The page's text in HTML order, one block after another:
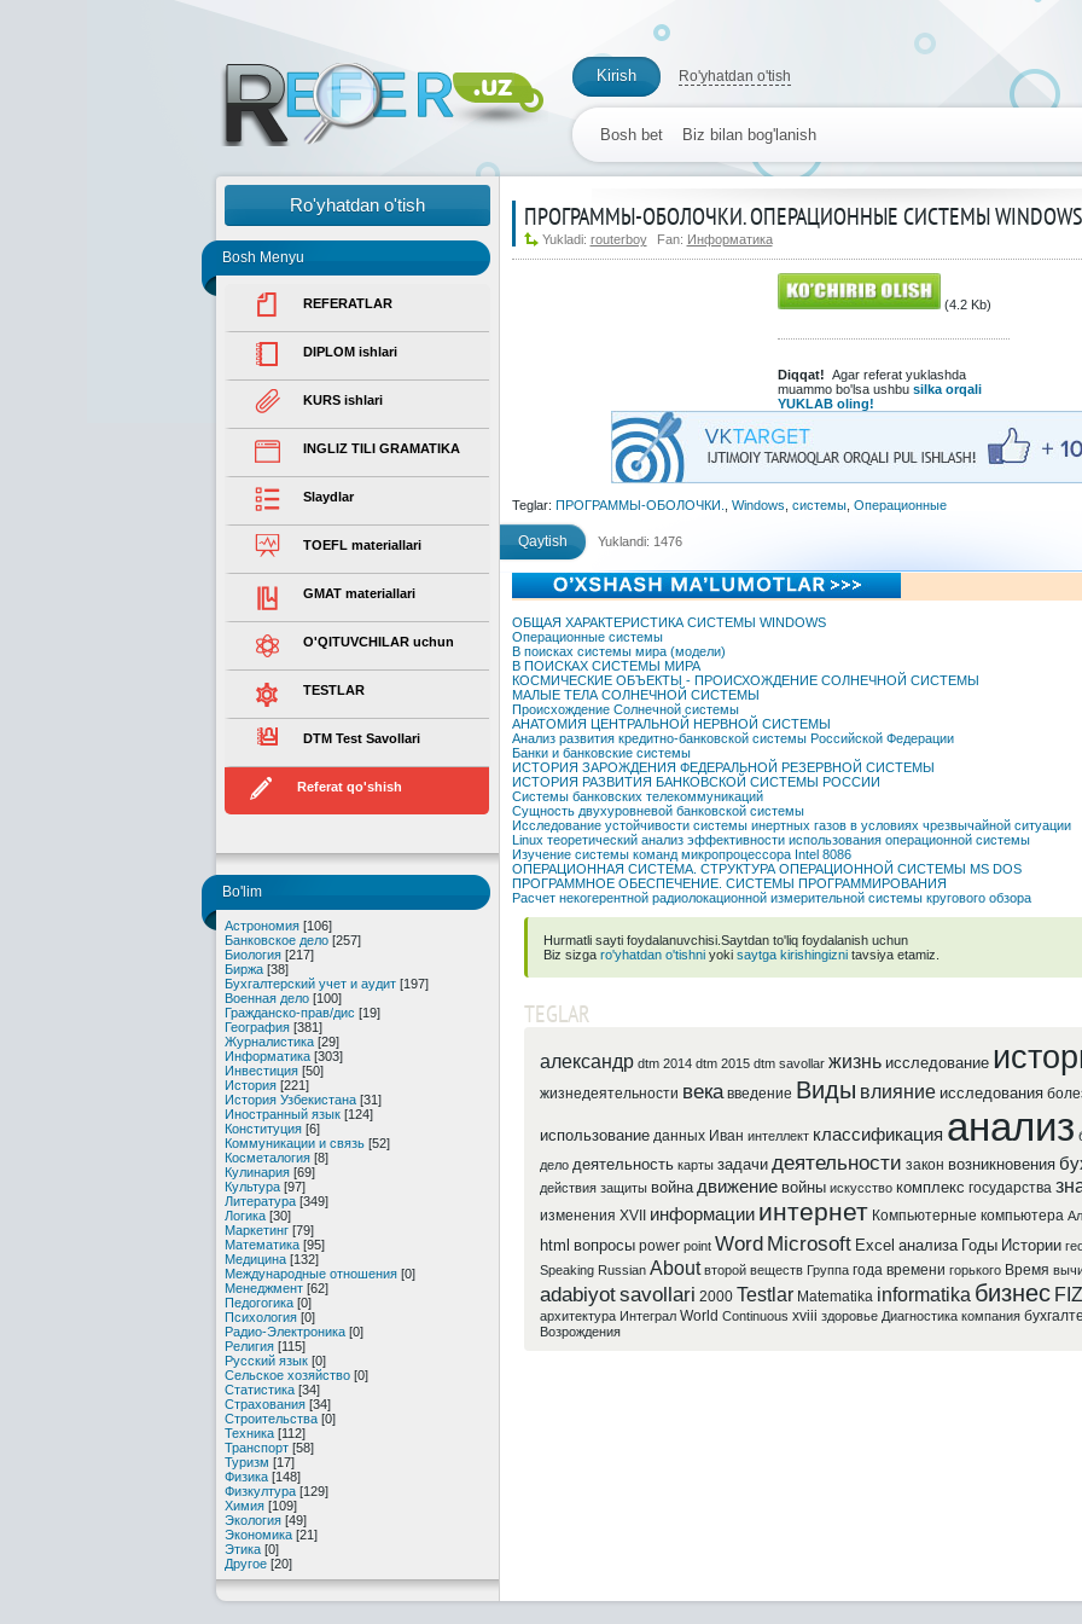
Kirish Ro'yhatdan o'tish
Bosh bet Biz bilan bog'lanish
Ro'yhatdan o'tish
Bosh Menyu
REFERATLAR
DIPLOM ishlari
KURS ishlari
INGLIZ TILI GRAMATIKA
Slaydlar
TOEFL materiallari
GMAT materiallari
O'QITUVCHILAR uchun
TESTLAR
DTM Test Savollari
Referat qo'shish
Bo'lim
Астрономия [106]
Банковское дело [257]
Биология [217]
Биржа [38]
Бухгалтерский учет и аудит [197]
Военная дело [100]
Гражданско-прав/дис [19]
География [381]
Журналистика [29]
Информатика [303]
Инвестиция [50]
История [221]
История Узбекистана [31]
Иностранный язык [124]
Конституция [6]
Коммуникации и связь [52]
Косметалогия [8]
Кулинария [69]
Культура [97]
Литература [349]
Логика [30]
Маркетинг [79]
Математика [95]
Медицина [132]
Международные отношения [0]
Менеджмент [62]
Педогогика [0]
Психология [0]
Радио-Электроника [0]
Религия [115]
Русский язык [0]
Сельское хозяйство [0]
Статистика [34]
Страхования [34]
Строительства [0]
Техника [112]
Транспорт [58]
Туризм [17]
Физика [148]
Физкултура [129]
Химия [109]
Экология [49]
Экономика [21]
Этика [0]
Другое [20]
ПРОГРАММЫ-ОБОЛОЧКИ. ОПЕРАЦИОННЫЕ СИСТЕМЫ WINDOWS
Yukladi: routerboy Fan: Информатика
(4.2 Kb)
Diqqat! Agar referat yuklashda
muammo bo'lsa ushbu silka orqali
YUKLAB oling!
Teglar: ПРОГРАММЫ-ОБОЛОЧКИ. Windows системы, Операционные
Qaytish Yuklandi: 1476
ОБЩАЯ ХАРАКТЕРИСТИКА СИСТЕМЫ WINDOWS
Операционные системы
В поисках системы мира (модели)
В ПОИСКАХ СИСТЕМЫ МИРА
КОСМИЧЕСКИЕ ОБЪЕКТЫ - ПРОИСХОЖДЕНИЕ СОЛНЕЧНОЙ СИСТЕМЫ
МАЛЫЕ ТЕЛА СОЛНЕЧНОЙ СИСТЕМЫ
Происхождение Солнечной системы
АНАТОМИЯ ЦЕНТРАЛЬНОЙ НЕРВНОЙ СИСТЕМЫ
Анализ развития кредитно-банковской системы Российской Федерации
Банки и банковские системы
ИСТОРИЯ ЗАРОЖДЕНИЯ ФЕДЕРАЛЬНОЙ РЕЗЕРВНОЙ СИСТЕМЫ
ИСТОРИЯ РАЗВИТИЯ БАНКОВСКОЙ СИСТЕМЫ РОССИИ
Системы банковских телекоммуникаций
Сущность двухуровневой банковской системы
Исследование устойчивости системы инертных газов в условиях чрезвычайной ситуации
Linux теоретический анализ эффективности использования операционной системы
Изучение системы команд микропроцессора Intel 8086
ОПЕРАЦИОННАЯ СИСТЕМА. СТРУКТУРА ОПЕРАЦИОННОЙ СИСТЕМЫ MS DOS
ПРОГРАММНОЕ ОБЕСПЕЧЕНИЕ. СИСТЕМЫ ПРОГРАММИРОВАНИЯ
Расчет некогерентной радиолокационной измерительной системы кругового обзора
Hurmatli sayti foydalanuvchisi.Saytdan to'liq foydalanish uchun
Biz sizga ro'yhatdan o'tishniyoki saytga kirishingiznitavsiya etamiz.
TEGLAR
александр dtm 2014 dtm 2015 dtm savollar жизнь исследование
жизнедеятельности века введение Виды влияние исследования
использование данных Иван интеллект классификация анализ
дело деятельность карты задачи деятельности закон возникновения
действия защиты война движение войны искусство комплекс государства
изменения XVII информации интернет Компьютерные компьютера
html вопросы power point Word Microsoft Excel анализа Годы Истории
Speaking Russian About второй веществ Группа года времени горького Время
adabiyotsavollari 2000 Testlar Matematika informatika бизнес
архитектура Интеграл World Continuous xviii здоровье Диагностика компания
Возрождения